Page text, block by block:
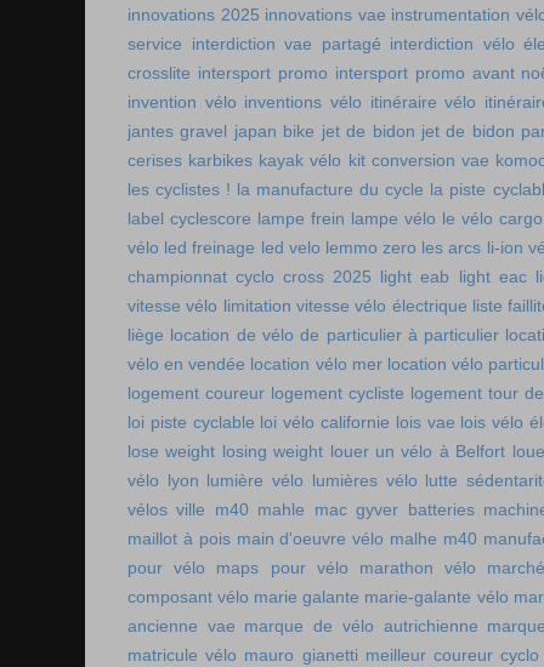
innovations 2025 innovations vae instrumentation
service
interdiction vae partagé interdiction vélo
crosslite intersport promo intersport promo avant
invention vélo inventions vélo itinéraire vélo
jantes gravel japan bike jet de bidon jet de bidon
cerises karbikes kayak vélo kit conversion vae
les cyclistes ! la manufacture du cycle la piste
label cyclescore lampe frein lampe vélo le vélo
vélo led freinage led velo lemmo zero les arcs li-ion
championnat cyclo cross 2025 light eab light eac
vitesse vélo limitation vitesse vélo électrique liste
liège location de vélo de particulier à particulier
vélo en vendée location vélo mer location vélo
logement coureur logement cycliste logement tour
loi piste cyclable loi vélo californie lois vae lois vélo
lose weight losing weight louer un vélo à Belfort
vélo lyon lumière vélo lumières vélo lutte
vélos ville
m40 mahle mac gyver batteries
maillot à pois main d'oeuvre vélo malhe m40
pour vélo
maps pour vélo marathon vélo
composant vélo marie galante marie-galante vélo
ancienne vae marque de vélo autrichienne
matricule vélo mauro gianetti meilleur coureur